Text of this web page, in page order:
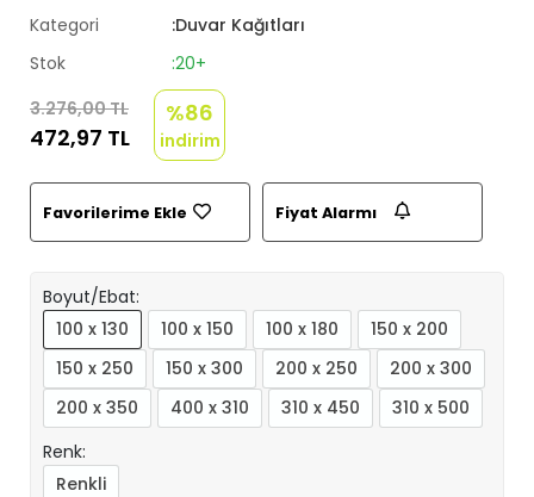
Kategori
:Duvar Kağıtları
Stok
:20+
3.276,00 TL
472,97 TL
%86
indirim
Favorilerime Ekle Fiyat Alarmı
Boyut/Ebat:
100 x 130
100 x 150 100 x 180
150 x 200
150 x 250
150 x 300 200 x 250
200 x 300
200 x 350
400 x 310 310 x 450
310 x 500
Renk:
Renkli